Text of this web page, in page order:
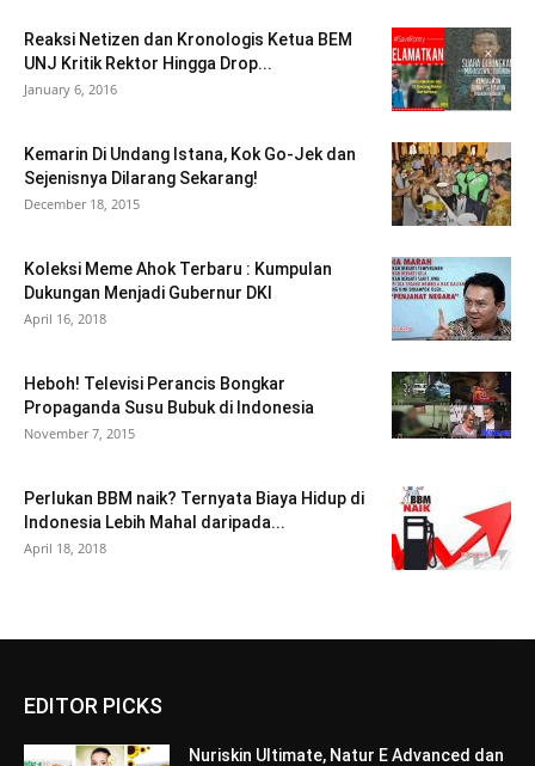
Reaksi Netizen dan Kronologis Ketua BEM
UNJ Kritik Rektor Hingga Drop...
January 6, 2016
Kemarin Di Undang Istana, Kok Go-Jek dan
Sejenisnya Dilarang Sekarang!
December 18, 2015
Koleksi Meme Ahok Terbaru : Kumpulan
Dukungan Menjadi Gubernur DKI
April 16, 2018
Heboh! Televisi Perancis Bongkar
Propaganda Susu Bubuk di Indonesia
November 7, 2015
Perlukan BBM naik? Ternyata Biaya Hidup di
Indonesia Lebih Mahal daripada...
April 18, 2018
EDITOR PICKS
Nuriskin Ultimate, Natur E Advanced dan